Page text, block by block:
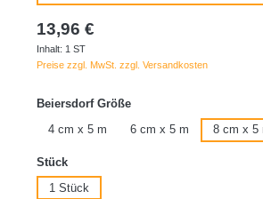
13,96 €
Inhalt: 1 ST
Preise zzgl. MwSt. zzgl. Versandkosten
Beiersdorf Größeauswählen
4 cm x 5 m
6 cm x 5 m 8 cm x 5
Stückauswählen
1 Stück